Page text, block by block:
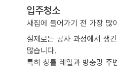
입주청소
새집에 들어가기 전 가장 많
실제로는 공사 과정에서 생
많습니다.
특히 창틀 레일과 방충망 주